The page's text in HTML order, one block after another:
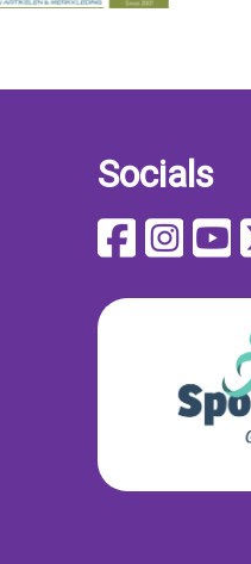
Socials